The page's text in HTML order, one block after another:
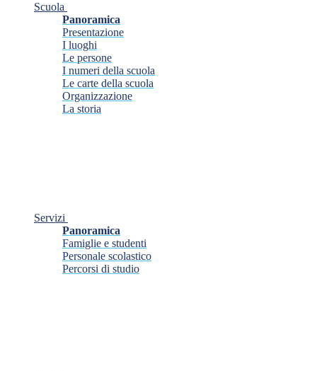
Scuola
Panoramica
Presentazione
I luoghi
Le persone
I numeri della scuola
Le carte della scuola
Organizzazione
La storia
Servizi
Panoramica
Famiglie e studenti
Personale scolastico
Percorsi di studio